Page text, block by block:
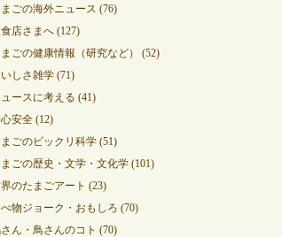
ごの海外ニュース (76)
店さまへ (127)
ごの健康情報（研究など）
(52)
しさ雑学 (71)
ュースに考える (41)
安全 (12)
ごのビックリ科学 (51)
ごの歴史・文学・文化学 (101)
のたまごアート (23)
物ジョーク・おもしろ (70)
ん・鳥さんのコト (70)